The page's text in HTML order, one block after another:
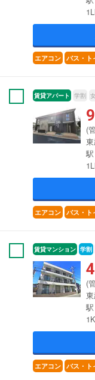
エアコン バス・ト
賃貸アパート 学割
(
エアコン バス・ト
賃貸マンション 学割
(
エアコン バス・ト